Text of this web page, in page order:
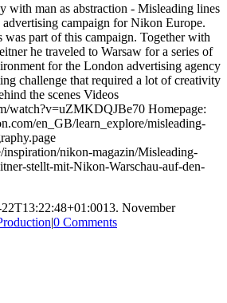
with man as abstraction - Misleading lines
campaign for Nikon Europe.
was part of this campaign. Together with
he traveled to Warsaw for a series of
for the London advertising agency
challenge that required a lot of creativity
the scenes Videos
watch?v=uZMKDQJBe70 Homepage:
en_GB/learn_explore/misleading-
nikon-magazin/Misleading-
stellt-mit-Nikon-Warschau-auf-den-
13. November
|0 Comments